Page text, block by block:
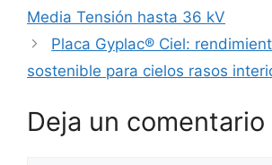
Media Tensión hasta 36 kV
Placa Gyplac® Ciel:
sostenible para cielos rasos
Deja un comentario